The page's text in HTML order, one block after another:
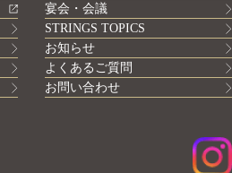
宴会・会議
STRINGS TOPICS
お知らせ
よくあるご質問
お問い合わせ